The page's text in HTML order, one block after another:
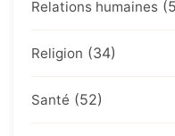
Relations humaines
Religion (34)
Santé (52)